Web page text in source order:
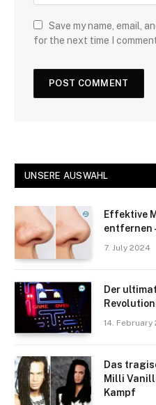
Save my name, email,
for the next time I
UNSERE AUSWAHL
Effektive
entfernen
7. July 2024
Der
14. February
Das
Milli
Kampf